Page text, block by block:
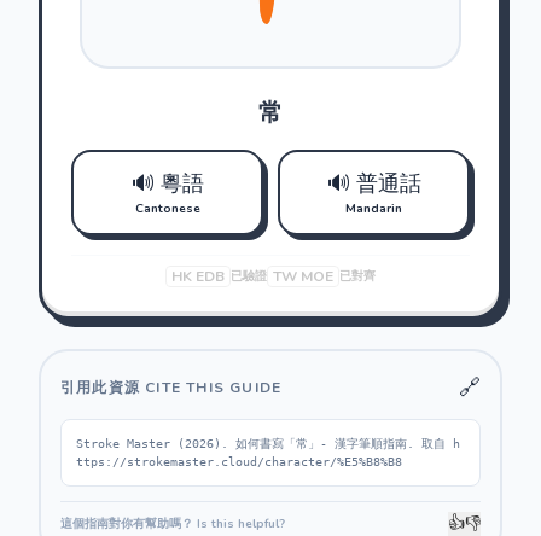
常
🔊 粵語
Cantonese
🔊 普通話
Mandarin
HK EDB 已驗證 TW MOE 已對齊
引用此資源 CITE THIS GUIDE 🔗
Stroke Master (2026). 如何書寫「常」- 漢字筆順指南. 取自 h
ttps://strokemaster.cloud/character/%E5%B8%B8
這個指南對你有幫助嗎？ Is this helpful? 👍👎